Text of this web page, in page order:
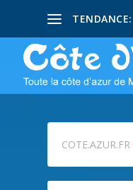
TENDANCE:
COTE.AZUR.FR